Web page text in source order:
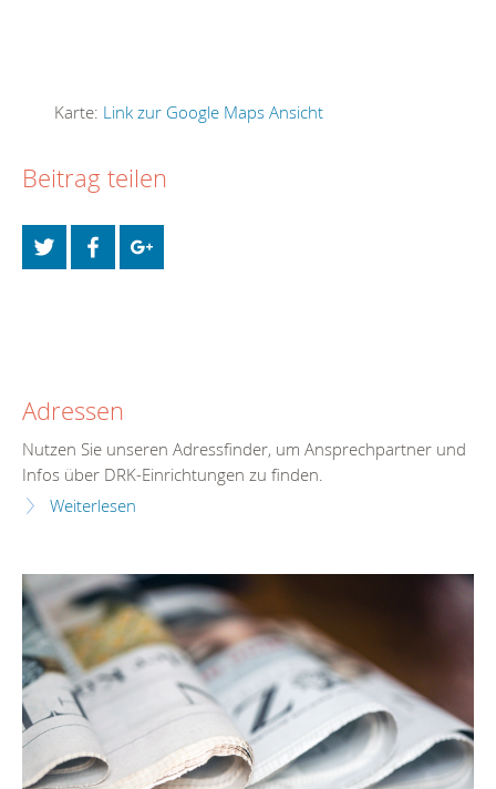
Karte: Link zur Google Maps Ansicht
Beitrag teilen
Adressen
Nutzen Sie unseren Adressfinder, um Ansprechpartner und
Infos über DRK-Einrichtungen zu finden.
Weiterlesen